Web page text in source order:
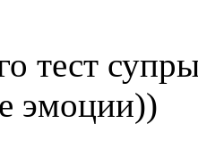
тест
эмоции))